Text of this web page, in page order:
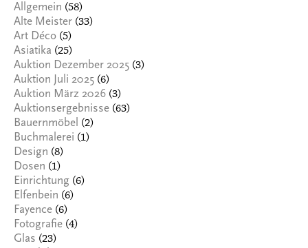
Allgemein (58)
Alte Meister (33)
Art Déco (5)
Asiatika (25)
Auktion Dezember 2025 (3)
Auktion Juli 2025 (6)
Auktion März 2026 (3)
Auktionsergebnisse (63)
Bauernmöbel (2)
Buchmalerei (1)
Design (8)
Dosen (1)
Einrichtung (6)
Elfenbein (6)
Fayence (6)
Fotografie (4)
Glas (23)